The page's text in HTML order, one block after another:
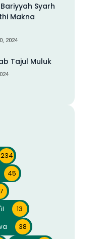
Syarh
Makna
2024
Tajul Muluk
234
45
13
38